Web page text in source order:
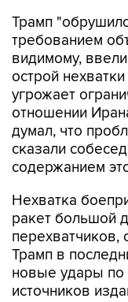
Трамп
требованием
видимому,
острой
угрожает
отношении
думал, что
сказали
содержанием
Нехватка
ракет большой
перехватчиков,
Трамп в
новые удары по
источников